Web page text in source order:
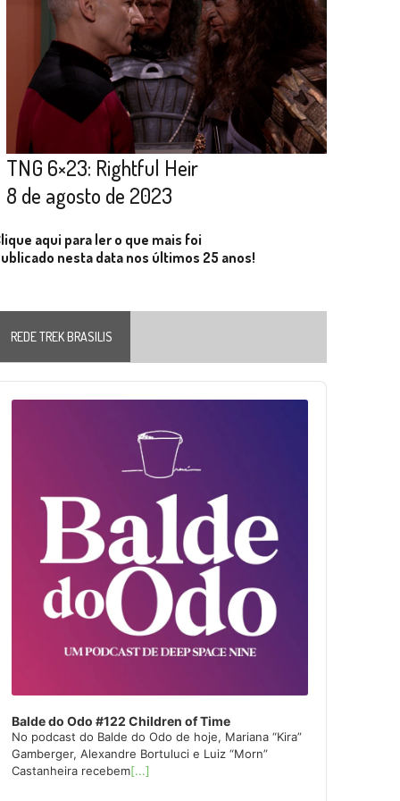
TNG 6×23: Rightful Heir
8 de agosto de 2023
aqui para ler o que mais foi
nesta data nos últimos 25 anos!
REDE TREK BRASILIS
Balde do Odo #122 Children of Time
No podcast do Balde do Odo de hoje, Mariana “Kira”
Gamberger, Alexandre Bortuluci e Luiz “Morn”
Castanheira recebem[...]